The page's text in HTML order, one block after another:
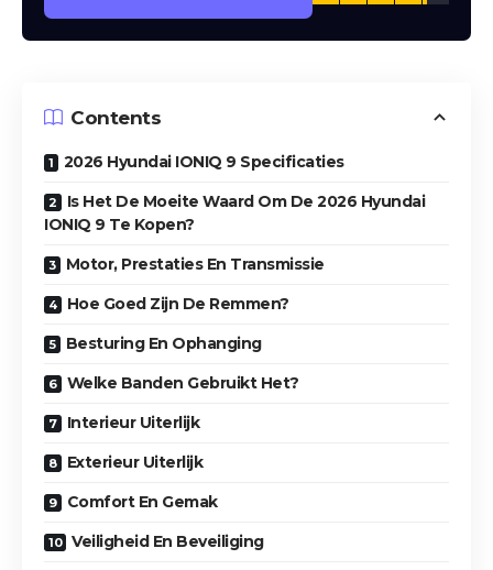
Contents
2026 Hyundai IONIQ 9 Specificaties
Is Het De Moeite Waard Om De 2026 Hyundai
IONIQ 9 Te Kopen?
Motor, Prestaties En Transmissie
Hoe Goed Zijn De Remmen?
Besturing En Ophanging
Welke Banden Gebruikt Het?
Interieur Uiterlijk
Exterieur Uiterlijk
Comfort En Gemak
Veiligheid En Beveiliging